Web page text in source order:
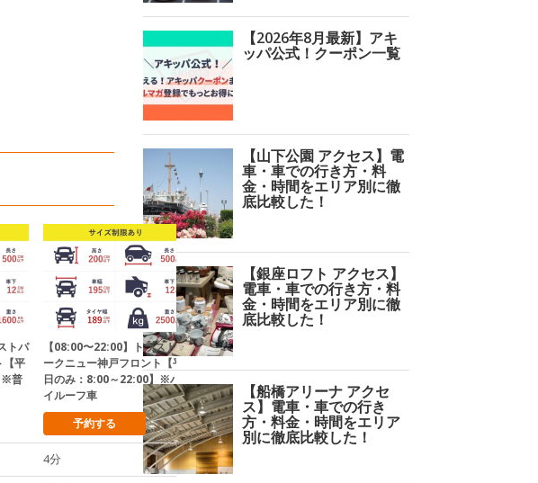
トパ
【平
※普
【08:00〜22:00】トラストパ
ークニュー神戸フロント【平
日のみ：8:00～22:00】※ハ
イルーフ車
【24時間営業】新神戸駅近屋
予約する 予約する 予約する
4分 9分
【2026年8月最新】アキ
ッパ公式！クーポン一覧
【山下公園 アクセス】電
車・車での行き方・料
金・時間をエリア別に徹
底比較した！
【銀座ロフト アクセス】
電車・車での行き方・料
金・時間をエリア別に徹
底比較した！
【船橋アリーナ アクセ
ス】電車・車での行き
方・料金・時間をエリア
別に徹底比較した！